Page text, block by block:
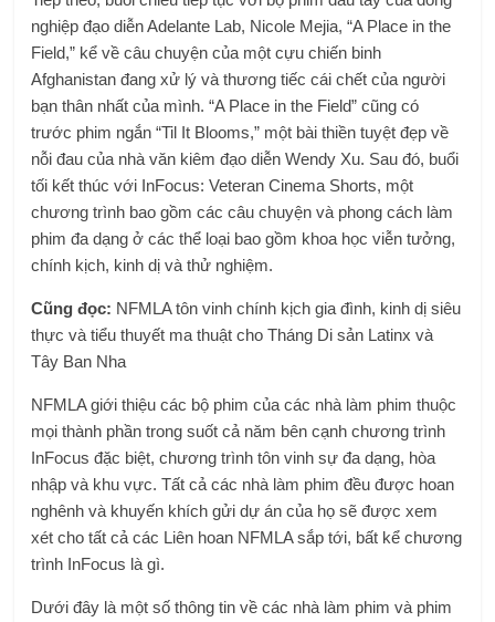
nghiệp đạo diễn Adelante Lab, Nicole Mejia, “A Place in the
Field,” kể về câu chuyện của một cựu chiến binh
Afghanistan đang xử lý và thương tiếc cái chết của người
bạn thân nhất của mình. “A Place in the Field” cũng có
trước phim ngắn “Til It Blooms,” một bài thiền tuyệt đẹp về
nỗi đau của nhà văn kiêm đạo diễn Wendy Xu. Sau đó, buổi
tối kết thúc với InFocus: Veteran Cinema Shorts, một
chương trình bao gồm các câu chuyện và phong cách làm
phim đa dạng ở các thể loại bao gồm khoa học viễn tưởng,
chính kịch, kinh dị và thử nghiệm.
Cũng đọc: NFMLA tôn vinh chính kịch gia đình, kinh dị siêu
thực và tiểu thuyết ma thuật cho Tháng Di sản Latinx và
Tây Ban Nha
NFMLA giới thiệu các bộ phim của các nhà làm phim thuộc
mọi thành phần trong suốt cả năm bên cạnh chương trình
InFocus đặc biệt, chương trình tôn vinh sự đa dạng, hòa
nhập và khu vực. Tất cả các nhà làm phim đều được hoan
nghênh và khuyến khích gửi dự án của họ sẽ được xem
xét cho tất cả các Liên hoan NFMLA sắp tới, bất kể chương
trình InFocus là gì.
Dưới đây là một số thông tin về các nhà làm phim và phim